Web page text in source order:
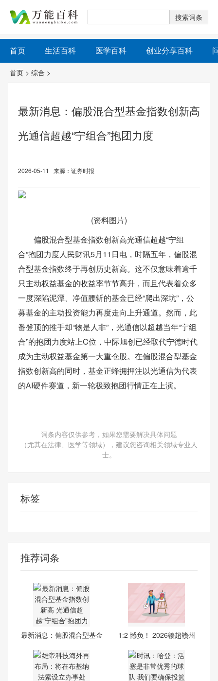
首页 生活百科 医学百科 创业分享百科
首页 > 综合 >
最新消息：偏股混合型基金指数创新高
光通信超越“宁组合”抱团力度
2026-05-11 来源：证券时报
(资料图片)
偏股混合型基金指数创新高光通信超越“宁组
合”抱团力度人民财讯5月11日电，时隔五年，偏股混
合型基金指数终于再创历史新高。这不仅意味着逾千
只主动权益基金的收益率节节高升，而且代表着众多
一度深陷泥潭、净值腰斩的基金已经“爬出深坑”，公
募基金的主动投资能力再度走向上升通道。然而，此
番登顶的推手却“物是人非”，光通信以超越当年“宁组
合”的抱团力度站上C位，中际旭创已经取代宁德时代
成为主动权益基金第一大重仓股。在偏股混合型基金
指数创新高的同时，基金正蜂拥押注以光通信为代表
的AI硬件赛道，新一轮极致抱团行情正在上演。
词条内容仅供参考，如果您需要解决具体问题
（尤其在法律、医学等领域），建议您咨询相关领域专业人
士。
标签
推荐词条
最新消息：偏股混合型基金
1:2 憾负！ 2026赣超赣州